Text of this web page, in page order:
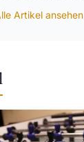
Artikel ansehen